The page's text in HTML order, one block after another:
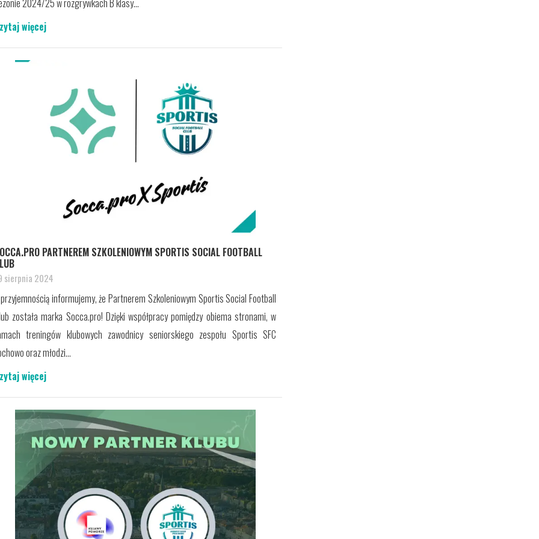
2024/25 w rozgrywkach B klasy...
więcej
PARTNEREM SZKOLENIOWYM SPORTIS SOCIAL FOOTBALL
sierpnia 2024
informujemy, że Partnerem Szkoleniowym Sportis Social Football
została marka Socca.pro! Dzięki współpracy pomiędzy obiema stronami, w
treningów klubowych zawodnicy seniorskiego zespołu Sportis SFC
oraz młodzi...
więcej